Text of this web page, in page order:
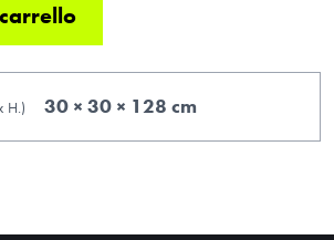
H.) 30 × 30 × 128 cm